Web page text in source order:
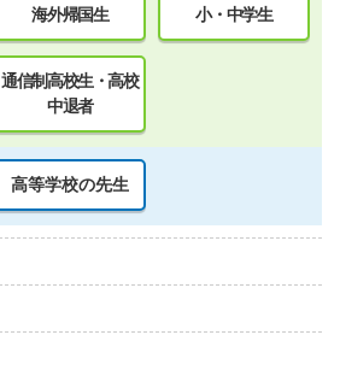
海外帰国生 小・中学生
通信制高校生・高校
中退者
高等学校の先生